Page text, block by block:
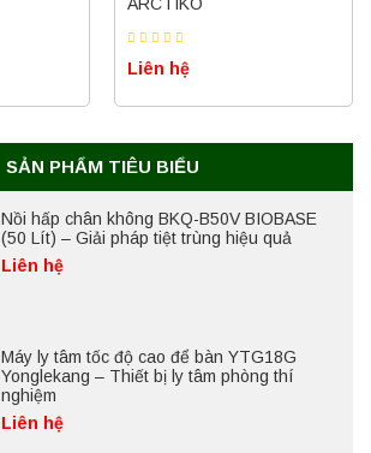
Liên hệ
SẢN PHẨM TIÊU BIỂU
Nồi hấp chân không BKQ-B50V BIOBASE
(50 Lít) – Giải pháp tiệt trùng hiệu quả
Liên hệ
Máy ly tâm tốc độ cao để bàn YTG18G
Yonglekang – Thiết bị ly tâm phòng thí
nghiệm
Liên hệ